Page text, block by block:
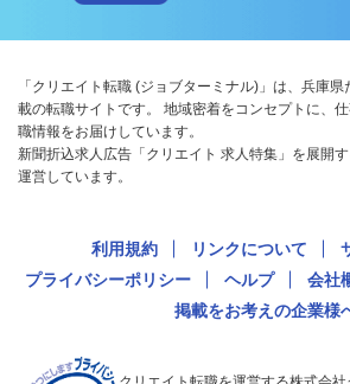
「クリエイト転職 (ジョブターミナル)」は、兵庫
載の転職サイトです。 地域密着をコンセプトに、
職情報をお届けしています。
新聞折込求人広告「クリエイト 求人特集」を展開
運営しています。
利用規約 リンクについて
プライバシーポリシー
ヘルプ 会社
掲載をお考えの企業様